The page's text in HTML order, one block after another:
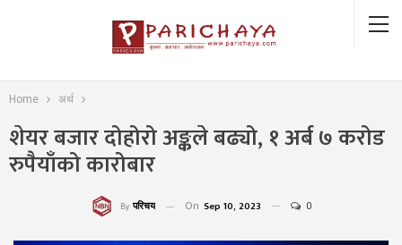
Home अर्थ
शेयर बजार दोहोरो अङ्कले बढ्यो, १ अर्ब ७ करोड
रुपैयाँको कारोबार
By परिचय On Sep 10, 2023 0